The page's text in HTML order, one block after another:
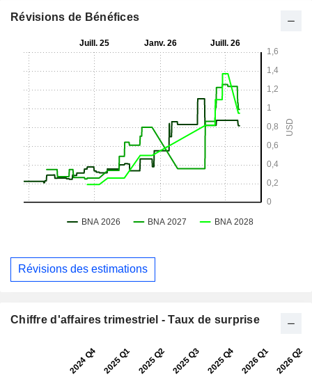
Révisions de Bénéfices
Révisions des estimations
Chiffre d'affaires trimestriel - Taux de surprise